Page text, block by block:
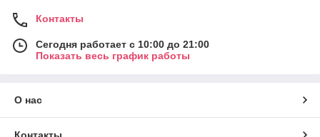
Контакты
Сегодня работает с 10:00 до 21:00
Показать весь график работы
О нас